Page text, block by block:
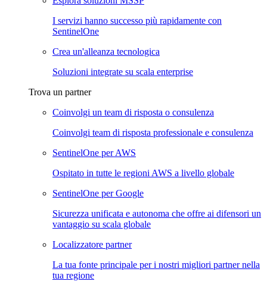
I servizi hanno successo più rapidamente con
SentinelOne
Crea un'alleanza tecnologica
Soluzioni integrate su scala enterprise
Trova un partner
Coinvolgi un team di risposta o consulenza
Coinvolgi team di risposta professionale e consulenza
SentinelOne per AWS
Ospitato in tutte le regioni AWS a livello globale
SentinelOne per Google
Sicurezza unificata e autonoma che offre ai difensori un
vantaggio su scala globale
Localizzatore partner
La tua fonte principale per i nostri migliori partner nella
tua regione